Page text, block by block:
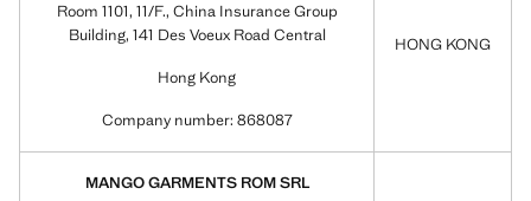
Room 1101, 11/F., China Insurance Group
Building, 141 Des Voeux Road Central
Hong Kong
Company number: 868087
HONG KONG
MANGO GARMENTS ROM SRL